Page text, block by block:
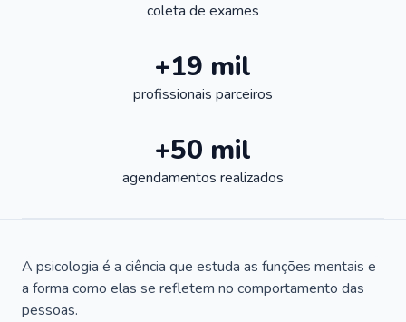
coleta de exames
+19 mil
profissionais parceiros
+50 mil
agendamentos realizados
A psicologia é a ciência que estuda as funções mentais e
a forma como elas se refletem no comportamento das
pessoas.